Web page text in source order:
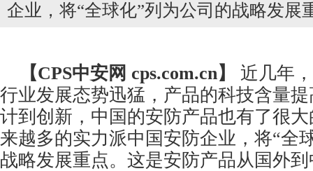
企业，将“全球化”列为公司的战略发展
【CPS中安网 cps.com.cn】
近几年
行业发展态势迅猛，产品的科技含量
计到创新，中国的安防产品也有了很
来越多的实力派中国安防企业，将“全
战略发展重点。这是安防产品从国外